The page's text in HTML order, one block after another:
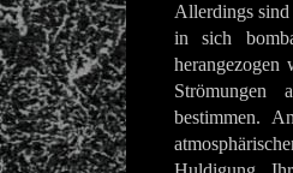
Allerdings
in sich
herangezogen
Strömungen
bestimmen.